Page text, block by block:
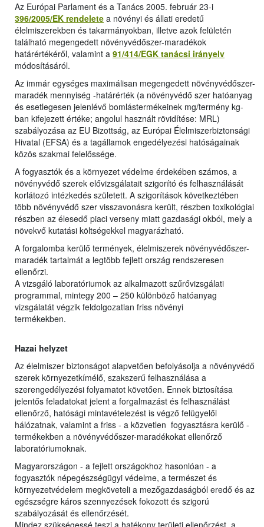
Az Európai Parlament és a Tanács 2005. február 23-i
396/2005/EK rendelete a növényi és állati eredetű
élelmiszerekben és takarmányokban, illetve azok felületén
található megengedett növényvédőszer-maradékok
határértékéről, valamint a 91/414/EGK tanácsi irányelv
módosításáról.
Az immár egységes maximálisan megengedett növényvédőszer-
maradék mennyiség -határérték (a növényvédő szer hatóanyag
és esetlegesen jelenlévő bomlástermékeinek mg/termény kg-
ban kifejezett értéke; angolul használt rövidítése: MRL)
szabályozása az EU Bizottság, az Európai Élelmiszerbiztonsági
Hivatal (EFSA) és a tagállamok engedélyezési hatóságainak
közös szakmai felelőssége.
A fogyasztók és a környezet védelme érdekében számos, a
növényvédő szerek elővizsgálatait szigorító és felhasználását
korlátozó intézkedés született. A szigorítások következtében
több növényvédő szer visszavonásra került, részben toxikológiai
részben az élesedő piaci verseny miatt gazdasági okból, mely a
növekvő kutatási költségekkel magyarázható.
A forgalomba kerülő termények, élelmiszerek növényvédőszer-
maradék tartalmát a legtöbb fejlett ország rendszeresen
ellenőrzi.
A vizsgáló laboratóriumok az alkalmazott szűrővizsgálati
programmal, mintegy 200 – 250 különböző hatóanyag
vizsgálatát végzik feldolgozatlan friss növényi
termékekben.
Hazai helyzet
Az élelmiszer biztonságot alapvetően befolyásolja a növényvédő
szerek környezetkímélő, szakszerű felhasználása a
szerengedélyezési folyamatot követően. Ennek biztosítása
jelentős feladatokat jelent a forgalmazást és felhasználást
ellenőrző, hatósági mintavételezést is végző felügyelői
hálózatnak, valamint a friss - a közvetlen fogyasztásra kerülő -
termékekben a növényvédőszer-maradékokat ellenőrző
laboratóriumoknak.
Magyarországon - a fejlett országokhoz hasonlóan - a
fogyasztók népegészségügyi védelme, a természet és
környezetvédelem megköveteli a mezőgazdaságból eredő és az
egészségre káros szennyezések fokozott és szigorú
szabályozását és ellenőrzését.